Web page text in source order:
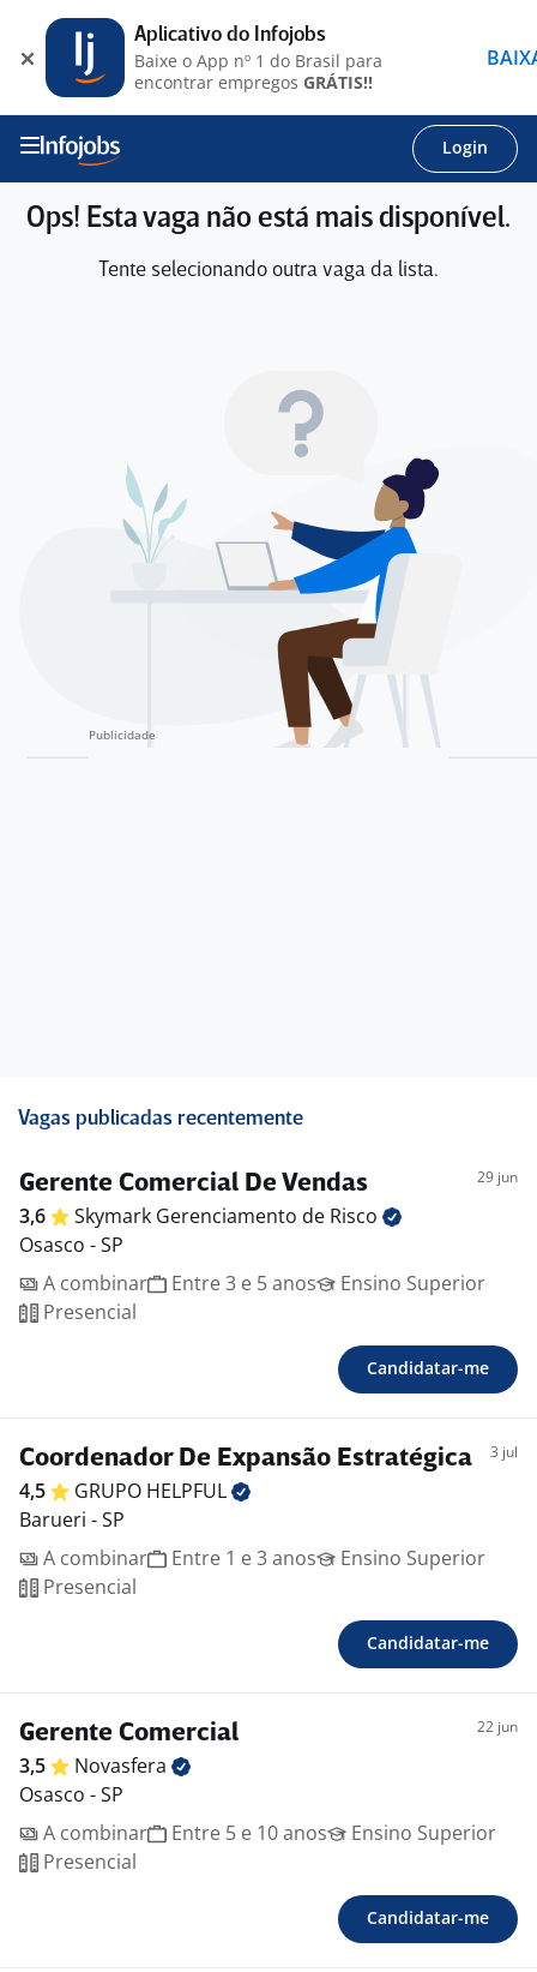
Login
Ops! Esta vaga não está mais disponível.
Tente selecionando outra vaga da lista.
Vagas publicadas recentemente
Gerente Comercial De Vendas 29 jun
3,6 Skymark Gerenciamento de Risco
Osasco - SP
A combinar
Entre 3 e 5 anos
Ensino Superior
Presencial
Candidatar-me
Coordenador De Expansão Estratégica 3 jul
4,5 GRUPO HELPFUL
Barueri - SP
A combinar
Entre 1 e 3 anos
Ensino Superior
Presencial
Candidatar-me
Gerente Comercial 22 jun
3,5
Novasfera
Osasco - SP
A combinar
Entre 5 e 10 anos
Ensino Superior
Presencial
Candidatar-me
Aplicativo do Infojobs
Baixe o App nº 1 do Brasil para
encontrar empregos GRÁTIS!!